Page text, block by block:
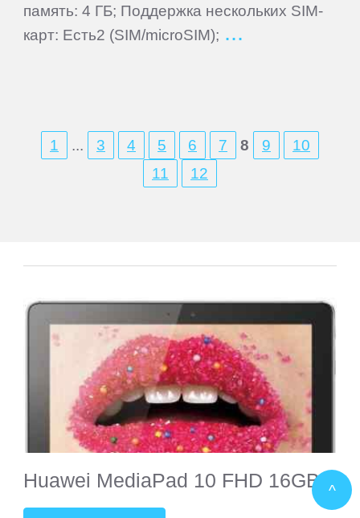
память: 4 ГБ; Поддержка нескольких SIM-
карт: Есть2 (SIM/microSIM);
1 ... 3 4 5 6 7 8 9
10
11
12
Huawei MediaPad 10 FHD 16GB
ZTE
^